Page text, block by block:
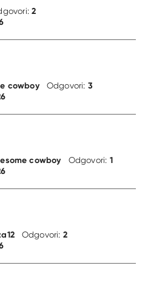
2
cowboy Odgovori: 3
cowboy Odgovori: 1
Odgovori: 2